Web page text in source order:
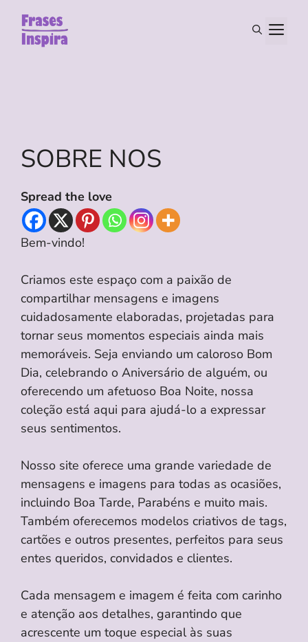
content
SOBRE NOS
Spread the love
Bem-vindo!
Criamos este espaço com a paixão de
compartilhar mensagens e imagens
cuidadosamente elaboradas, projetadas para
tornar seus momentos especiais ainda mais
memoráveis. Seja enviando um caloroso Bom
Dia, celebrando o Aniversário de alguém, ou
oferecendo um afetuoso Boa Noite, nossa
coleção está aqui para ajudá-lo a expressar
seus sentimentos.
Nosso site oferece uma grande variedade de
mensagens e imagens para todas as ocasiões,
incluindo Boa Tarde, Parabéns e muito mais.
Também oferecemos modelos criativos de tags,
cartões e outros presentes, perfeitos para seus
entes queridos, convidados e clientes.
Cada mensagem e imagem é feita com carinho
e atenção aos detalhes, garantindo que
acrescente um toque especial às suas